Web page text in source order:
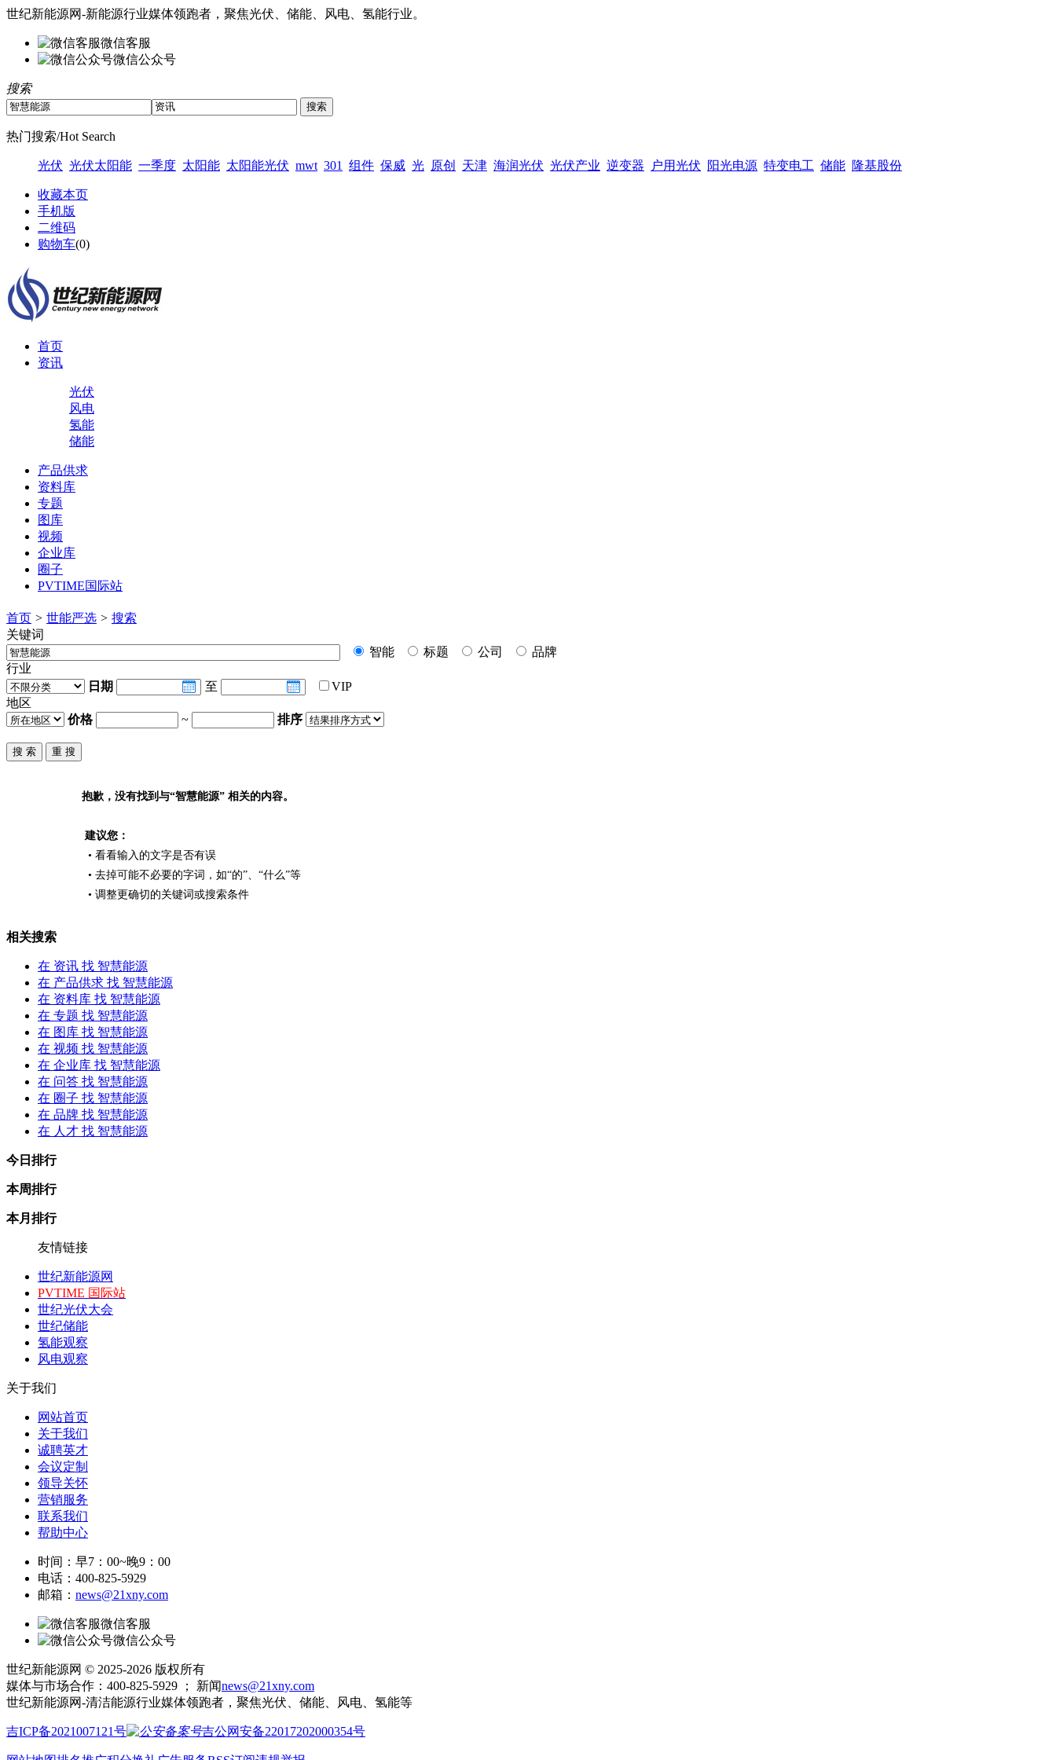
世纪新能源网-新能源行业媒体领跑者，聚焦光伏、储能、风电、氢能行业。
微信客服
微信公众号
搜索
热门搜索/Hot Search
光伏 光伏太阳能 一季度 太阳能 太阳能光伏 mwt 301 组件 保威 光 原创 天津 海润光伏 光伏产业 逆变器 户用光伏 阳光电源 特变电工 储能 隆基股份
收藏本页
手机版
二维码
购物车(0)
首页
资讯
光伏
风电
氢能
储能
产品供求
资料库
专题
图库
视频
企业库
圈子
PVTIME国际站
首页 > 世能严选 > 搜索
关键词
智能
标题 公司
品牌
行业
日期
至
VIP
地区
价格
~ 排序
抱歉，没有找到与“智慧能源” 相关的内容。
建议您：
• 看看输入的文字是否有误
• 去掉可能不必要的字词，如“的”、“什么”等
• 调整更确切的关键词或搜索条件
相关搜索
在 资讯 找 智慧能源
在 产品供求 找 智慧能源
在 资料库 找 智慧能源
在 专题 找 智慧能源
在 图库 找 智慧能源
在 视频 找 智慧能源
在 企业库 找 智慧能源
在 问答 找 智慧能源
在 圈子 找 智慧能源
在 品牌 找 智慧能源
在 人才 找 智慧能源
今日排行
本周排行
本月排行
友情链接
世纪新能源网
PVTIME 国际站
世纪光伏大会
世纪储能
氢能观察
风电观察
关于我们
网站首页
关于我们
诚聘英才
会议定制
领导关怀
营销服务
联系我们
帮助中心
时间：早7：00~晚9：00
电话：400-825-5929
邮箱： news@21xny.com
微信客服
微信公众号
世纪新能源网 © 2025-2026 版权所有
媒体与市场合作：400-825-5929 ； 新闻news@21xny.com
世纪新能源网-清洁能源行业媒体领跑者，聚焦光伏、储能、风电、氢能等
吉ICP备2021007121号 吉公网安备22017202000354号